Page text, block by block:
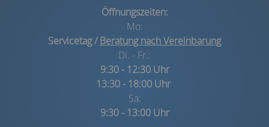
Öffnungszeiten:
Mo:
Servicetag /Beratung nach Vereinbarung
Di. - Fr.:
9:30 - 12:30 Uhr
13:30 - 18:00 Uhr
Sa:
9:30 - 13:00 Uhr